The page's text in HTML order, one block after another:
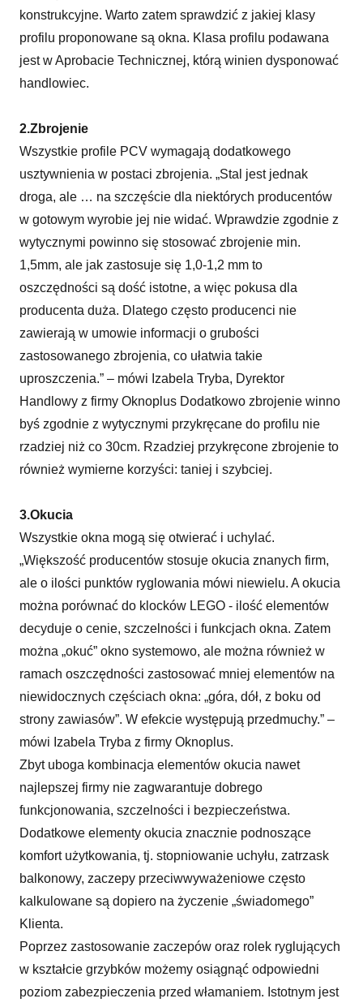
konstrukcyjne. Warto zatem sprawdzić z jakiej klasy
profilu proponowane są okna. Klasa profilu podawana
jest w Aprobacie Technicznej, którą winien dysponować
handlowiec.
2.Zbrojenie
Wszystkie profile PCV wymagają dodatkowego
usztywnienia w postaci zbrojenia. „Stal jest jednak
droga, ale … na szczęście dla niektórych producentów
w gotowym wyrobie jej nie widać. Wprawdzie zgodnie z
wytycznymi powinno się stosować zbrojenie min.
1,5mm, ale jak zastosuje się 1,0-1,2 mm to
oszczędności są dość istotne, a więc pokusa dla
producenta duża. Dlatego często producenci nie
zawierają w umowie informacji o grubości
zastosowanego zbrojenia, co ułatwia takie
uproszczenia.” – mówi Izabela Tryba, Dyrektor
Handlowy z firmy Oknoplus Dodatkowo zbrojenie winno
byś zgodnie z wytycznymi przykręcane do profilu nie
rzadziej niż co 30cm. Rzadziej przykręcone zbrojenie to
również wymierne korzyści: taniej i szybciej.
3.Okucia
Wszystkie okna mogą się otwierać i uchylać.
„Większość producentów stosuje okucia znanych firm,
ale o ilości punktów ryglowania mówi niewielu. A okucia
można porównać do klocków LEGO - ilość elementów
decyduje o cenie, szczelności i funkcjach okna. Zatem
można „okuć” okno systemowo, ale można również w
ramach oszczędności zastosować mniej elementów na
niewidocznych częściach okna: „góra, dół, z boku od
strony zawiasów”. W efekcie występują przedmuchy.” –
mówi Izabela Tryba z firmy Oknoplus.
Zbyt uboga kombinacja elementów okucia nawet
najlepszej firmy nie zagwarantuje dobrego
funkcjonowania, szczelności i bezpieczeństwa.
Dodatkowe elementy okucia znacznie podnoszące
komfort użytkowania, tj. stopniowanie uchyłu, zatrzask
balkonowy, zaczepy przeciwwyważeniowe często
kalkulowane są dopiero na życzenie „świadomego”
Klienta.
Poprzez zastosowanie zaczepów oraz rolek ryglujących
w kształcie grzybków możemy osiągnąć odpowiedni
poziom zabezpieczenia przed włamaniem. Istotnym jest